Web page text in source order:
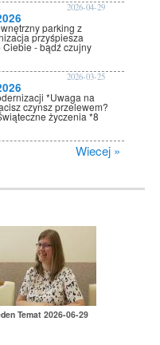
2026-04-29
parking z
przyśpiesza
Ciebie - bądź czujny
2026-03-25
*Uwaga na
czynsz przelewem?
życzenia *8
Wiecej »
Temat 2026-06-29